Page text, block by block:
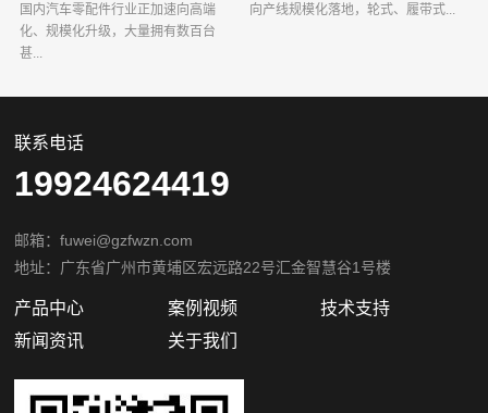
国内汽车零配件行业正加速向高端
化、规模化升级，大量拥有数百台
甚...
向产线规模化落地，轮式、履带式...
联系电话
19924624419
邮箱：fuwei@gzfwzn.com
地址：广东省广州市黄埔区宏远路22号汇金智慧谷1号楼
产品中心 案例视频
技术支持
新闻资讯
关于我们